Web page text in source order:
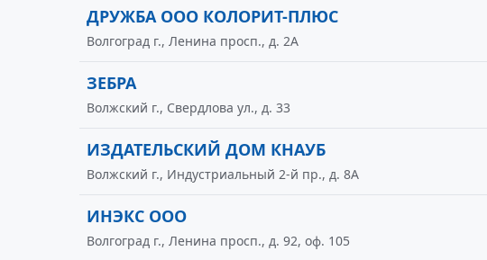
ДРУЖБА ООО КОЛОРИТ-ПЛЮС
Волгоград г., Ленина просп., д. 2А
ЗЕБРА
Волжский г., Свердлова ул., д. 33
ИЗДАТЕЛЬСКИЙ ДОМ КНАУБ
Волжский г., Индустриальный 2-й пр., д. 8А
ИНЭКС ООО
Волгоград г., Ленина просп., д. 92, оф. 105